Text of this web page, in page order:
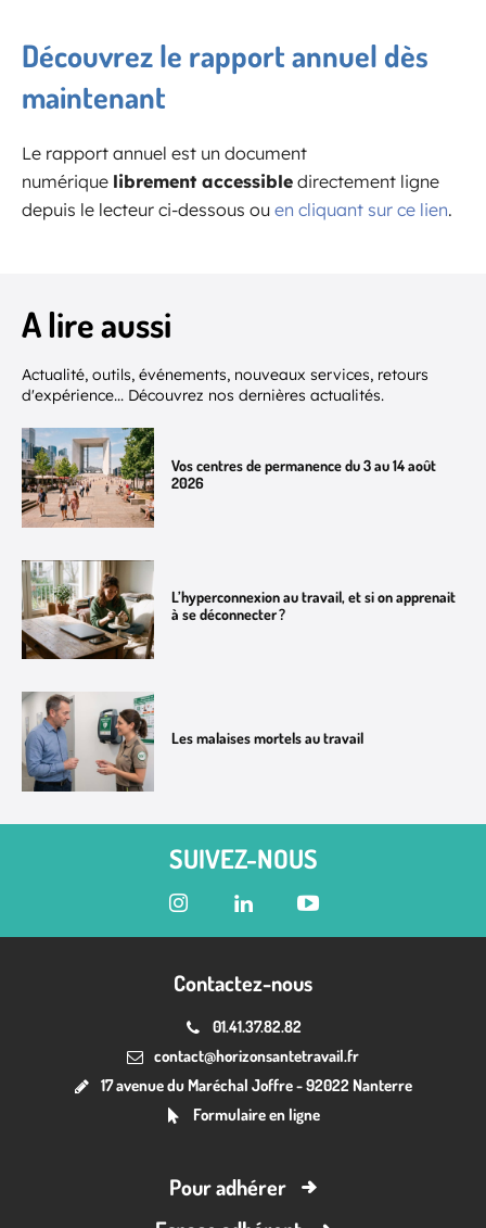
Découvrez le rapport annuel dès
maintenant
Le rapport annuel est un document
numérique librement accessible directement ligne
depuis le lecteur ci-dessous ou en cliquant sur ce lien.
A lire aussi
Actualité, outils, événements, nouveaux services, retours
d'expérience... Découvrez nos dernières actualités.
Vos centres de permanence du 3 au 14 août
2026
L’hyperconnexion au travail, et si on apprenait
à se déconnecter ?
Les malaises mortels au travail
SUIVEZ-NOUS
Contactez-nous
01.41.37.82.82
contact@horizonsantetravail.fr
17 avenue du Maréchal Joffre - 92022 Nanterre
Formulaire en ligne
Pour adhérer